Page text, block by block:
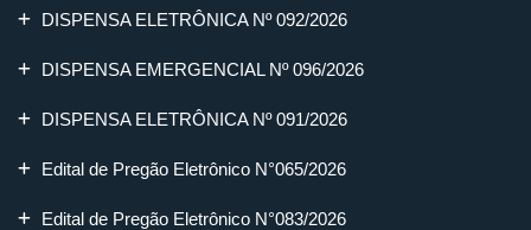
DISPENSA ELETRÔNICA Nº 092/2026
DISPENSA EMERGENCIAL Nº 096/2026
DISPENSA ELETRÔNICA Nº 091/2026
Edital de Pregão Eletrônico N°065/2026
Edital de Pregão Eletrônico N°083/2026